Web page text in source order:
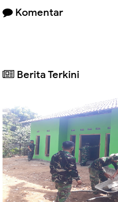
Komentar
Berita Terkini